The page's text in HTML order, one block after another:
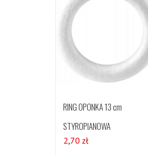
RING OPONKA 13 cm
STYROPIANOWA
2,70 zł